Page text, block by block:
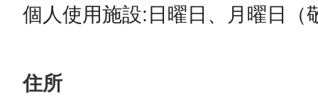
個人使用施設:日曜日、月曜日（
住所